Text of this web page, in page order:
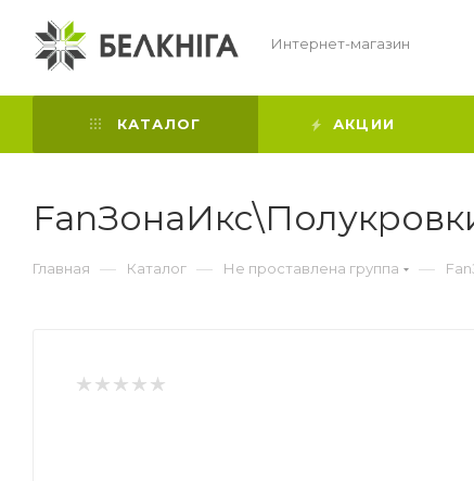
Интернет-магазин
КАТАЛОГ АКЦИИ
Главная — Каталог — Не проставлена группа —